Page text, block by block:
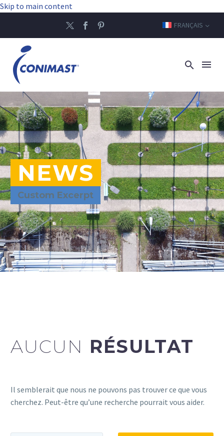
Skip to main content
FRANÇAIS
NEWS
Custom Excerpt
AUCUN RÉSULTAT
Il semblerait que nous ne pouvons pas trouver ce que vous
cherchez. Peut-être qu’une recherche pourrait vous aider.